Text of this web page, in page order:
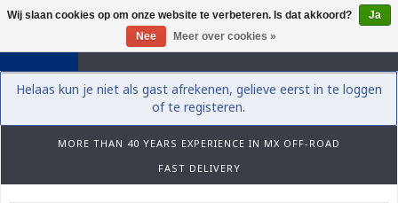
0
Helaas kun je niet als gast afrekenen, gelieve eerst in te loggen
of te registeren.
MORE THAN 40 YEARS EXPERIENCE IN MX OFF-ROAD
FAST DELIVERY
Wij slaan cookies op om onze website te verbeteren. Is dat akkoord?
Ja
Nee
Meer over cookies »